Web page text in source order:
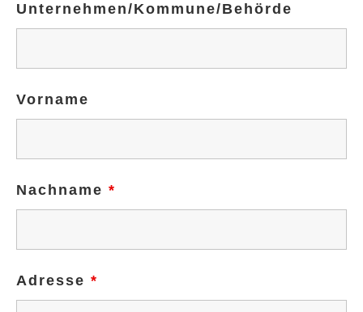
Unternehmen/Kommune/Behörde
Vorname
Nachname *
Adresse *